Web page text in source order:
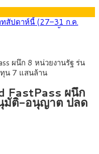
ทสัปดาห์นี้ (27–31 ก.ค.
. เชื่อมเมืองหาดใหญ่
สรรงบให้สอดคล้องภาระ
ดาห์นี้ซื้อขายในกรอบ
รัฐฯ
นต์เศรษฐกิจใหม่ของไทย
ษฐกิจ ดันไทยโตเต็ม
“แสตมป์เมา” ยาเสพ
องเฝ้าระวัง หลังยึดล็อต
ผนึก 8 หน่วยงานรัฐ ร่น
น 7 แสนล้าน
FastPass ผนึก
มัติ-อนุญาต ปลด